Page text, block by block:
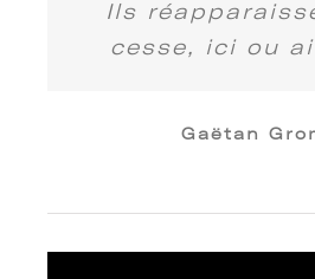
Ils
cesse, ici ou
Gaëtan